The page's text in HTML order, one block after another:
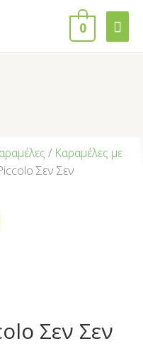
0
/ Καραμέλες με
Σεν Σεν
Σεν Σεν